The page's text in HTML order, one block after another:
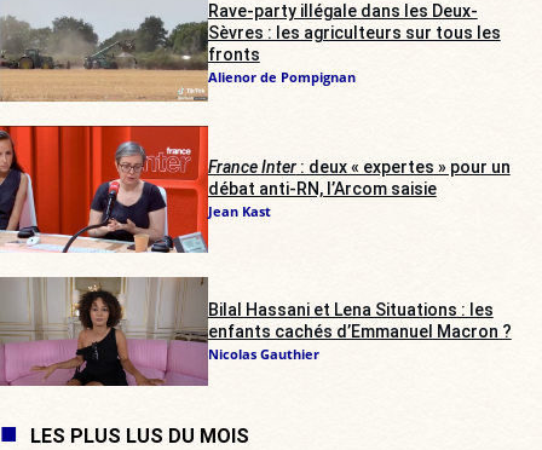
Rave-party illégale dans les Deux-
Sèvres : les agriculteurs sur tous les
fronts
Alienor de Pompignan
France Inter: deux « expertes » pour un
débat anti-RN, l’Arcom saisie
Jean Kast
Bilal Hassani et Lena Situations : les
enfants cachés d’Emmanuel Macron ?
Nicolas Gauthier
LES PLUS LUS DU MOIS